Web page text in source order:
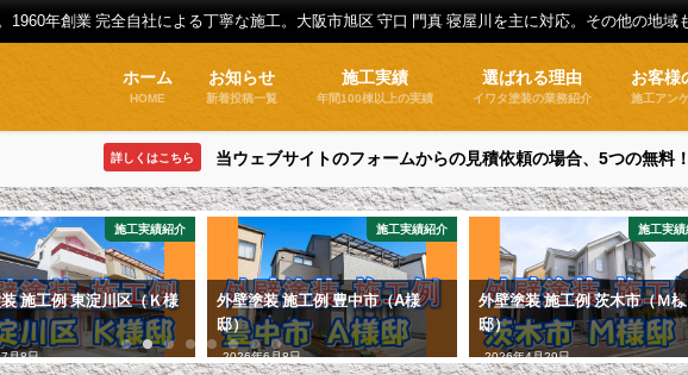
年創業 完全自社による丁寧な施工。大阪市旭区 守口 門真 寝屋川を主に対応。その他の地域
ホーム
HOME
お知らせ
新着投稿一覧
施工実績
年間100棟以上の実績
選ばれる理由
イワタ塗装の業務紹介
お客様
施工アン
詳しくはこちら 当ウェブサイトのフォームからの見積依頼の場合、5つの無料！
施工実績紹介
施工例 東淀川区（Ｋ様
月8日
施工実績紹介
外壁塗装 施工例 豊中市（A様
邸）
2026年6月8日
施工実績
外壁塗装 施工例 茨木市（Ｍ様
邸）
2026年4月29日